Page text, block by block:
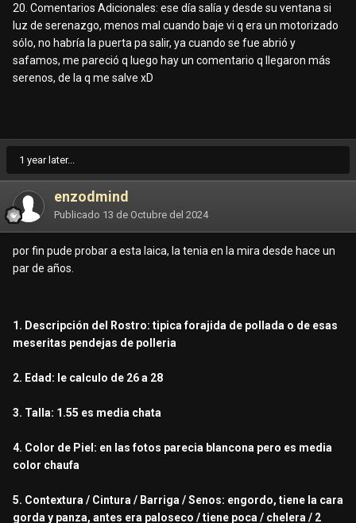
20. Comentarios Adicionales: ese día salía y desde su ventana si
luz de serenazgo, menos mal cuando baje vi q era un motorizado
sólo, no habría la puerta pa salir, ya cuando se fue abrió y
safamos, me pareció q luego hay un comentario q llegaron más
serenos, de la q me salve xD
1 year later...
enzodmind
Publicado 13 de Octubre del 2024
por fin pude probar a esta laica, la tenia en la mira desde hace un
par de años.
1. Descripción del Rostro: tipica forajida de pollada o de esas
meseritas pendejas de polleria
2. Edad: le calculo de 26 a 28
3. Talla: 1.55 es media chata
4. Color de Piel: en las fotos parecia blancona pero es media
color chaufa
5. Contextura / Cintura / Barriga / Senos: engordo, tiene la cara
gorda y panza, antes era paloseco / tiene poca / chelera / 2